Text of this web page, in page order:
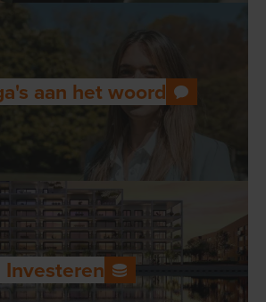
aan het woord
Investeren